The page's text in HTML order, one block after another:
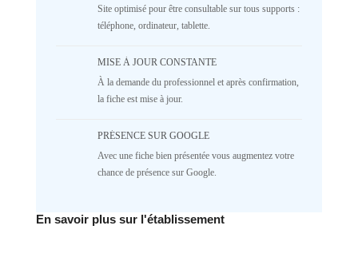
1
NR
parameter #1 ($separator) of type
array|string is deprecated in
1687
1
NR
Deprecated: implode(): Passing null to
Site optimisé pour être consultable sur tous supports :
téléphone, ordinateur, tablette.
MISE À JOUR CONSTANTE
À la demande du professionnel et après confirmation,
la fiche est mise à jour.
PRÉSENCE SUR GOOGLE
Avec une fiche bien présentée vous augmentez votre
chance de présence sur Google.
En savoir plus sur l'établissement